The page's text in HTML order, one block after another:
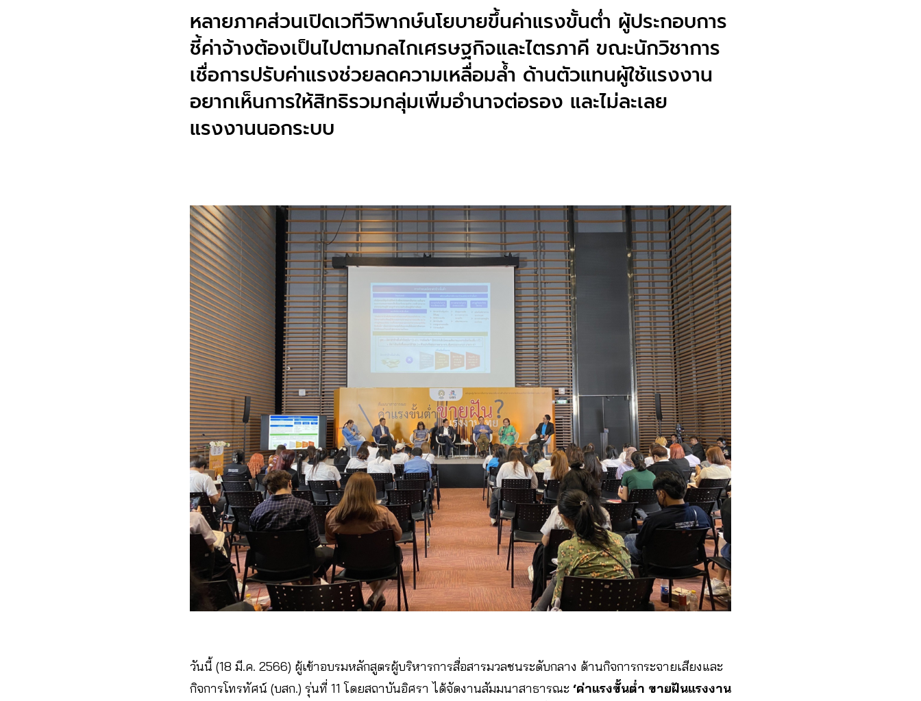
หลายภาคส่วนเปิดเวทีวิพากษ์นโยบายขึ้นค่าแรงขั้นต่ำ ผู้ประกอบการ
ชี้ค่าจ้างต้องเป็นไปตามกลไกเศรษฐกิจและไตรภาคี ขณะนักวิชาการ
เชื่อการปรับค่าแรงช่วยลดความเหลื่อมล้ำ ด้านตัวแทนผู้ใช้แรงงาน
อยากเห็นการให้สิทธิรวมกลุ่มเพิ่มอำนาจต่อรอง และไม่ละเลย
แรงงานนอกระบบ
วันนี้ (18 มี.ค. 2566) ผู้เข้าอบรมหลักสูตรผู้บริหารการสื่อสารมวลชนระดับกลาง ด้านกิจการกระจายเสียงและ
กิจการโทรทัศน์ (บสก.) รุ่นที่ 11 โดยสถาบันอิศรา ได้จัดงานสัมมนาสาธารณะ ‘ค่าแรงขั้นต่ำ ขายฝันแรงงาน